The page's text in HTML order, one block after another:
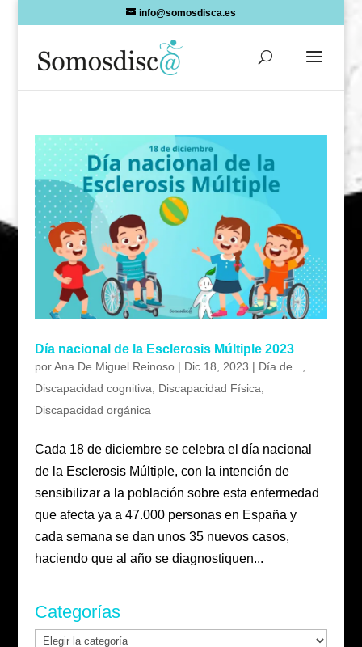
info@somosdisca.es
Día nacional de la Esclerosis Múltiple 2023
porAna De Miguel Reinoso| Dic 18, 2023 | Día de...
Discapacidad cognitiva
Discapacidad Física
Discapacidad orgánica
Cada 18 de diciembre se celebra el día nacional
de la Esclerosis Múltiple, con la intención de
sensibilizar a la población sobre esta enfermedad
que afecta ya a 47.000 personas en España y
cada semana se dan unos 35 nuevos casos,
haciendo que al año se diagnostiquen...
Categorías
Categorías